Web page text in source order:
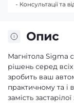
Опис
Магнітола Sigma
рішень серед
зробить ваш
практичному та і
замість
- Консультації та